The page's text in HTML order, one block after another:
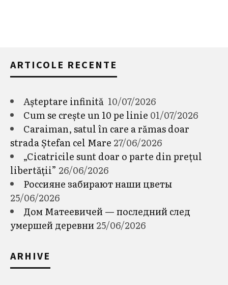
ARTICOLE RECENTE
Așteptare infinită 10/07/2026
Cum se crește un 10 pe linie 01/07/2026
Caraiman, satul în care a rămas doar
strada Ștefan cel Mare 27/06/2026
„Cicatricile sunt doar o parte din prețul
libertății” 26/06/2026
Россияне забирают наши цветы
25/06/2026
Дом Матеевичей — последний след
умершей деревни25/06/2026
ARHIVE